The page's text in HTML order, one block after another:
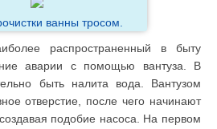
ванны тросом.
распространенный в быту
аварии с помощью вантуза. В
быть налита вода. Вантузом
отверстие, после чего начинают
подобие насоса. На первом